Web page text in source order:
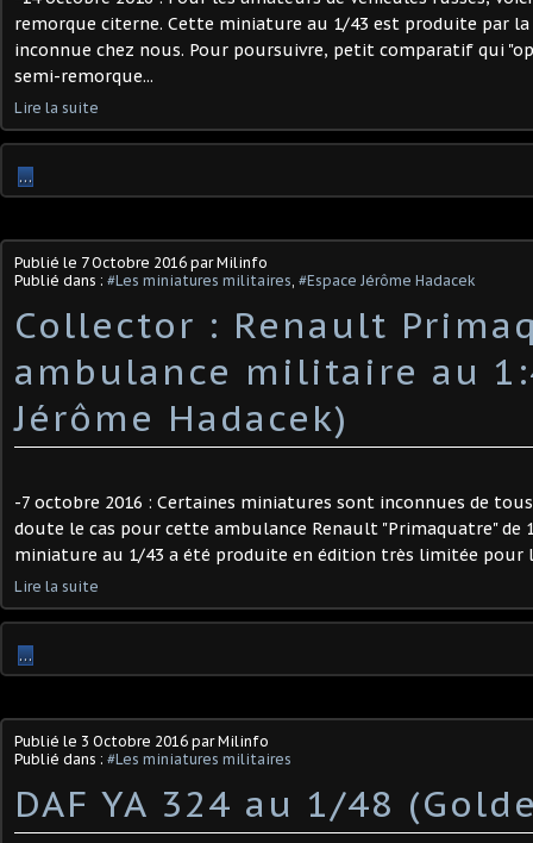
remorque citerne. Cette miniature au 1/43 est produite par
inconnue chez nous. Pour poursuivre, petit comparatif qui
semi-remorque...
Lire la suite
…
Publié le 7 Octobre 2016 par Milinfo
Publié dans : #Les miniatures militaires, #Espace Jérôme Hadacek
Collector : Renault
ambulance militaire au
Jérôme Hadacek)
-7 octobre 2016 : Certaines miniatures sont inconnues de
doute le cas pour cette ambulance Renault "Primaquatre" de
miniature au 1/43 a été produite en édition très limitée pour
Lire la suite
…
Publié le 3 Octobre 2016 par Milinfo
Publié dans : #Les miniatures militaires
DAF YA 324 au 1/48